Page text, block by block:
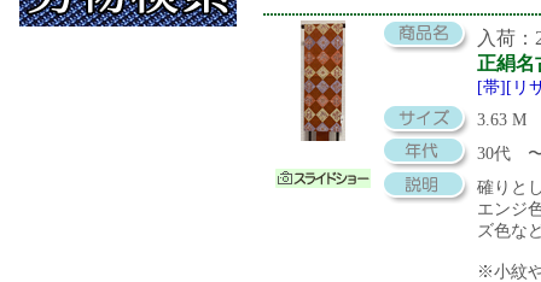
入荷：
正絹名
[帯][リ
3.63 M
30代
確りと
エンジ
ズ色な
※小紋